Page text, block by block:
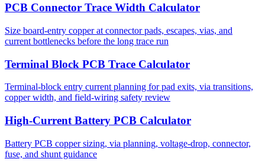
PCB Connector Trace Width Calculator
Size board-entry copper at connector pads, escapes, vias, and
current bottlenecks before the long trace run
Terminal Block PCB Trace Calculator
Terminal-block entry current planning for pad exits, via transitions,
copper width, and field-wiring safety review
High-Current Battery PCB Calculator
Battery PCB copper sizing, via planning, voltage-drop, connector,
fuse, and shunt guidance